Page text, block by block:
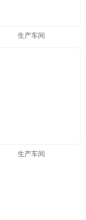
生产车间
生产车间